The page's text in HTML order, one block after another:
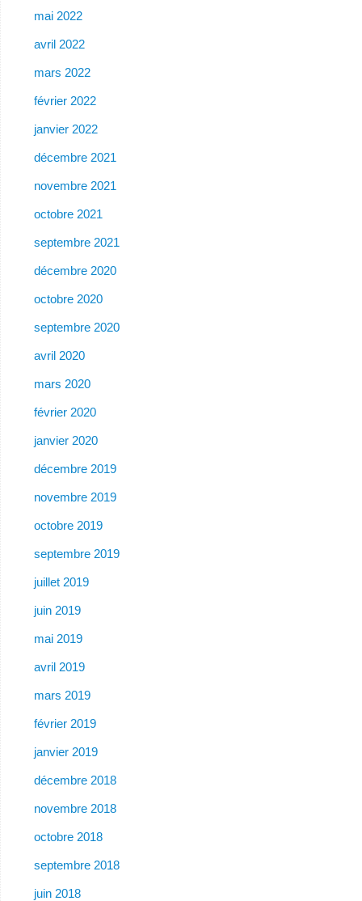
mai 2022
avril 2022
mars 2022
février 2022
janvier 2022
décembre 2021
novembre 2021
octobre 2021
septembre 2021
décembre 2020
octobre 2020
septembre 2020
avril 2020
mars 2020
février 2020
janvier 2020
décembre 2019
novembre 2019
octobre 2019
septembre 2019
juillet 2019
juin 2019
mai 2019
avril 2019
mars 2019
février 2019
janvier 2019
décembre 2018
novembre 2018
octobre 2018
septembre 2018
juin 2018